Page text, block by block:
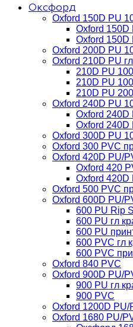
Оксфорд
Oxford 150D PU
Oxford
Oxford 150D
Oxford 200D PU
Oxford 210D PU
210D PU
210D PU
210D PU
Oxford 240D PU
Oxford 240D
Oxford
Oxford 300D PU
Oxford 300 PVC
Oxford 420D PU/
Oxford 420
Oxford 420D
Oxford 500 PVC
Oxford 600D PU/
600 PU Rip
600 PU гл
600 PU
600 PVC гл
600 PVC
Oxford 840 PVC
Oxford 900D PU/
900 PU гл
900 PVC
Oxford 1200D PU/
Oxford 1680 PU/